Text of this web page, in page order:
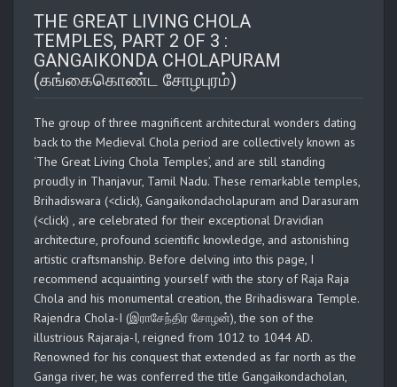
THE GREAT LIVING CHOLA
TEMPLES, PART 2 OF 3 :
GANGAIKONDA CHOLAPURAM
(கங்கைகொண்ட சோழபுரம்)
The group of three magnificent architectural wonders dating
back to the Medieval Chola period are collectively known as
‘The Great Living Chola Temples’, and are still standing
proudly in Thanjavur, Tamil Nadu. These remarkable temples,
Brihadiswara (<click), Gangaikondacholapuram and Darasuram
(<click) , are celebrated for their exceptional Dravidian
architecture, profound scientific knowledge, and astonishing
artistic craftsmanship. Before delving into this page, I
recommend acquainting yourself with the story of Raja Raja
Chola and his monumental creation, the Brihadiswara Temple.
Rajendra Chola-I (இராசேந்திர சோழன்), the son of the
illustrious Rajaraja-I, reigned from 1012 to 1044 AD.
Renowned for his conquest that extended as far north as the
Ganga river, he was conferred the title Gangaikondacholan,